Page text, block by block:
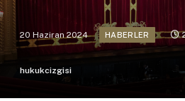
20 Haziran 2024 HABERLER
hukukcizgisi